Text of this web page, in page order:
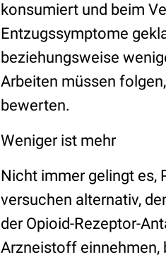
konsumiert und beim
Entzugssymptome
beziehungsweise
Arbeiten müssen
bewerten.
Weniger ist mehr
Nicht immer gelingt es,
versuchen alternativ,
der Opioid-Rezeptor-
Arzneistoff einnehmen,